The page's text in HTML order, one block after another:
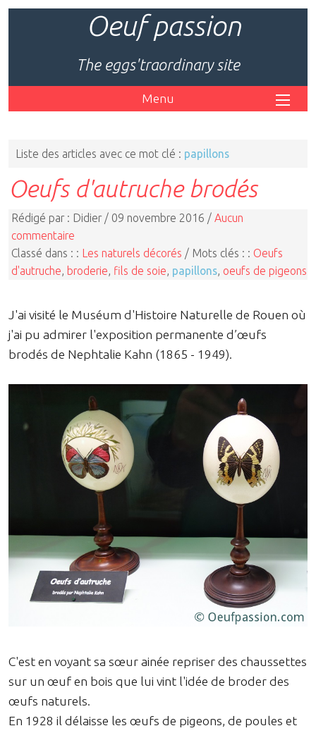
Oeuf passion
The eggs'traordinary site
Menu
Liste des articles avec ce mot clé : papillons
Oeufs d'autruche brodés
Rédigé par : Didier / 09 novembre 2016 / Aucun
commentaire
Classé dans : : Les naturels décorés / Mots clés : : Oeufs
d'autruche
broderie fils de soie papillons oeufs de pigeons
J'ai visité le Muséum d'Histoire Naturelle de Rouen où
j'ai pu admirer l'exposition permanente d’œufs
brodés de Nephtalie Kahn (1865 - 1949).
C'est en voyant sa sœur ainée repriser des chaussettes
sur un œuf en bois que lui vint l'idée de broder des
œufs naturels.
En 1928 il délaisse les œufs de pigeons, de poules et